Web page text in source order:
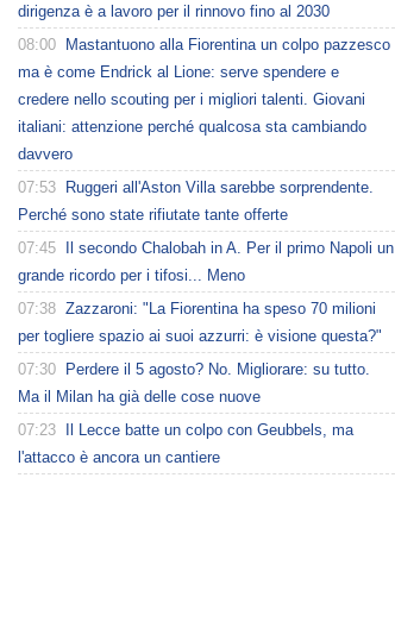
dirigenza è a lavoro per il rinnovo fino al 2030
08:00
Mastantuono alla Fiorentina un colpo pazzesco
ma è come Endrick al Lione: serve spendere e
credere nello scouting per i migliori talenti. Giovani
italiani: attenzione perché qualcosa sta cambiando
davvero
07:53
Ruggeri all'Aston Villa sarebbe sorprendente.
Perché sono state rifiutate tante offerte
07:45
Il secondo Chalobah in A. Per il primo Napoli un
grande ricordo per i tifosi... Meno
07:38 Zazzaroni: "La Fiorentina ha speso 70 milioni
per togliere spazio ai suoi azzurri: è visione questa?"
07:30
Perdere il 5 agosto? No. Migliorare: su tutto.
Ma il Milan ha già delle cose nuove
07:23
Il Lecce batte un colpo con Geubbels, ma
l'attacco è ancora un cantiere